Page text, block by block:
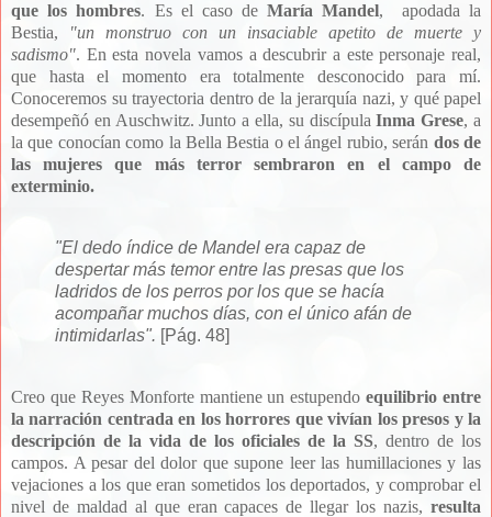
que los hombres. Es el caso deMaría Mandel, apodada la
Bestia, "un monstruo con un insaciable apetito de muerte y
sadismo". En esta novela vamos a descubrir a este personaje real,
que hasta el momento era totalmente desconocido para mí.
Conoceremos su trayectoria dentro de la jerarquía nazi, y qué papel
desempeñó en Auschwitz. Junto a ella, su discípulaInma Grese, a
la que conocían como la Bella Bestia o el ángel rubio, serán dos de
las mujeres que más terror sembraron en el campo de
exterminio.
"El dedo índice de Mandel era capaz de
despertar más temor entre las presas que los
ladridos de los perros por los que se hacía
acompañar muchos días, con el único afán de
intimidarlas". [Pág. 48]
Creo que Reyes Monforte mantiene un estupendoequilibrio entre
la narración centrada en los horrores que vivían los presos y la
descripción de la vida de los oficiales de la SS, dentro de los
campos. A pesar del dolor que supone leer las humillaciones y las
vejaciones a los que eran sometidos los deportados, y comprobar el
nivel de maldad al que eran capaces de llegar los nazis, resulta